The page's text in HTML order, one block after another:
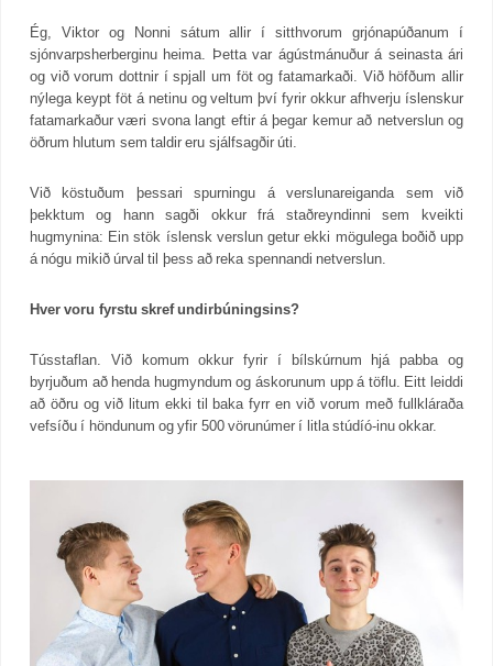
Ég, Viktor og Nonni sátum allir í sitthvorum grjónapúðanum í
sjónvarpsherberginu heima. Þetta var ágústmánuður á seinasta ári
og við vorum dottnir í spjall um föt og fatamarkaði. Við höfðum allir
nýlega keypt föt á netinu og veltum því fyrir okkur afhverju íslenskur
fatamarkaður væri svona langt eftir á þegar kemur að netverslun og
öðrum hlutum sem taldir eru sjálfsagðir úti.
Við köstuðum þessari spurningu á verslunareiganda sem við
þekktum og hann sagði okkur frá staðreyndinni sem kveikti
hugmynina: Ein stök íslensk verslun getur ekki mögulega boðið upp
á nógu mikið úrval til þess að reka spennandi netverslun.
Hver voru fyrstu skref undirbúningsins?
Tússtaflan. Við komum okkur fyrir í bílskúrnum hjá pabba og
byrjuðum að henda hugmyndum og áskorunum upp á töflu. Eitt leiddi
að öðru og við litum ekki til baka fyrr en við vorum með fullkláraða
vefsíðu í höndunum og yfir 500 vörunúmer í litla stúdíó-inu okkar.